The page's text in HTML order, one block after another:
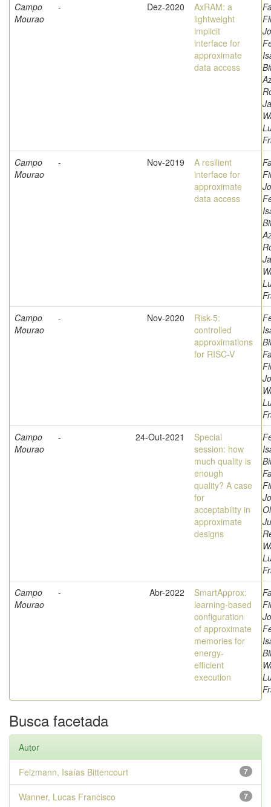
Campo
Mourao
- Dez-2020
AxRAM: a
lightweight
implicit
interface for
approximate
data access
Campo
Mourao
- Nov-2019
A resilient
interface for
approximate
data access
Campo
Mourao
- Nov-2020
Risk-5:
controlled
approximations
for RISC-V
Campo
Mourao
- 24-Out-2021
Special
session: how
much quality is
enough
quality? A case
for
acceptability in
approximate
designs
Campo
Mourao
- Abr-2022
SmartApprox:
learning-based
configuration
of approximate
memories for
energy-
efficient
execution
Busca facetada
Autor
7
Felzmann, Isaías Bittencourt
7
Wanner, Lucas Francisco